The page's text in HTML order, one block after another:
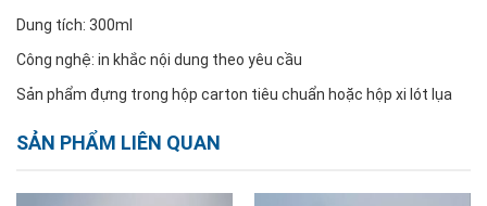
Dung tích: 300ml
Công nghệ: in khắc nội dung theo yêu cầu
Sản phẩm đựng trong hộp carton tiêu chuẩn hoặc hộp xi lót lụa
SẢN PHẨM LIÊN QUAN